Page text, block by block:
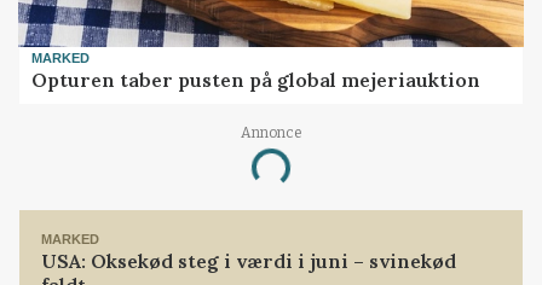
MARKED
Opturen taber pusten på global mejeriauktion
Annonce
Loading...
MARKED
USA: Oksekød steg i værdi i juni – svinekød